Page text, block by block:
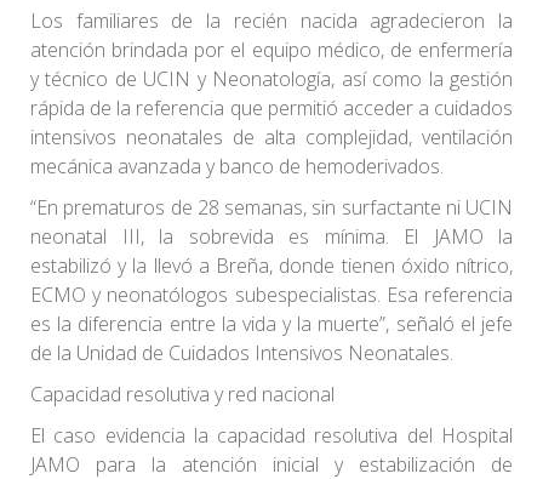
Los familiares de la recién nacida agradecieron la
atención brindada por el equipo médico, de enfermería
y técnico de UCIN y Neonatología, así como la gestión
rápida de la referencia que permitió acceder a cuidados
intensivos neonatales de alta complejidad, ventilación
mecánica avanzada y banco de hemoderivados.
“En prematuros de 28 semanas, sin surfactante ni UCIN
neonatal III, la sobrevida es mínima. El JAMO la
estabilizó y la llevó a Breña, donde tienen óxido nítrico,
ECMO y neonatólogos subespecialistas. Esa referencia
es la diferencia entre la vida y la muerte”, señaló el jefe
de la Unidad de Cuidados Intensivos Neonatales.
Capacidad resolutiva y red nacional
El caso evidencia la capacidad resolutiva del Hospital
JAMO para la atención inicial y estabilización de